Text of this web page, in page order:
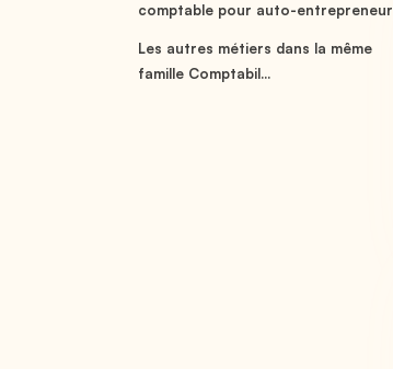
comptable pour auto-entrepreneur
Les autres métiers dans la même
famille Comptabil...